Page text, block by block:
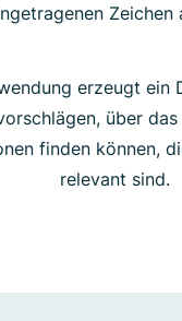
Zeichen
erzeugt ein
über
finden können,
relevant sind.